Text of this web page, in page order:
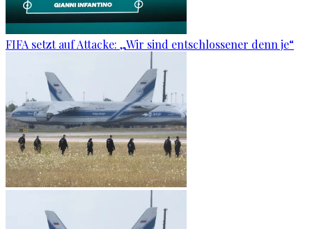
FIFA setzt auf Attacke: „Wir sind entschlossener denn je“